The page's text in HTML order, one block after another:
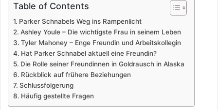
Table of Contents
Parker Schnabels Weg ins Rampenlicht
Ashley Youle – Die wichtigste Frau in seinem Leben
Tyler Mahoney – Enge Freundin und Arbeitskollegin
Hat Parker Schnabel aktuell eine Freundin?
Die Rolle seiner Freundinnen in Goldrausch in Alaska
Rückblick auf frühere Beziehungen
Schlussfolgerung
Häufig gestellte Fragen